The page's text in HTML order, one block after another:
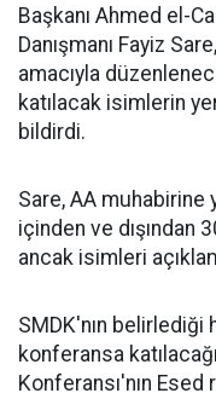
Başkanı Ahmed el-
Danışmanı Fayiz
amacıyla
katılacak isimlerin yer
bildirdi.
Sare, AA muhabirine
içinden ve dışından
ancak isimleri
SMDK'nın
konferansa
Konferansı'nın